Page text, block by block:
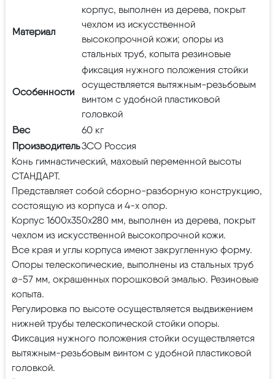
Материал
корпус, выполнен из дерева, покрыт
чехлом из искусственной
высокопрочной кожи; опоры из
стальных труб, копыта резиновые
Особенности
фиксация нужного положения стойки
осуществляется вытяжным-резьбовым
винтом с удобной пластиковой
головкой
Вес
60 кг
ПроизводительЗСО Россия
Конь гимнастический, маховый переменной высоты
СТАНДАРТ.
Представляет собой сборно-разборную конструкцию,
состоящую из корпуса и 4-х опор.
Корпус 1600х350х280 мм, выполнен из дерева, покрыт
чехлом из искусственной высокопрочной кожи.
Все края и углы корпуса имеют закругленную форму.
Опоры телескопические, выполнены из стальных труб
ø-57 мм, окрашенных порошковой эмалью. Резиновые
копыта.
Регулировка по высоте осуществляется выдвижением
нижней трубы телескопической стойки опоры.
Фиксация нужного положения стойки осуществляется
вытяжным-резьбовым винтом с удобной пластиковой
головкой.